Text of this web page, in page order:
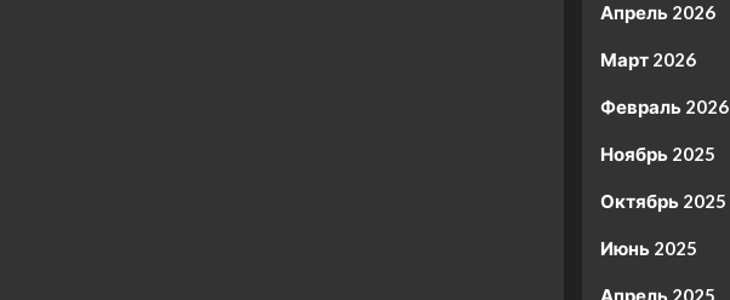
Апрель 2026
Март 2026
Февраль 2026
Ноябрь 2025
Октябрь 2025
Июнь 2025
Апрель 2025